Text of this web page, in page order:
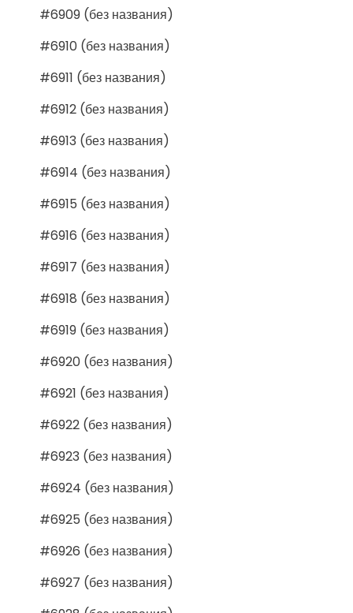
#6909 (без названия)
#6910 (без названия)
#6911 (без названия)
#6912 (без названия)
#6913 (без названия)
#6914 (без названия)
#6915 (без названия)
#6916 (без названия)
#6917 (без названия)
#6918 (без названия)
#6919 (без названия)
#6920 (без названия)
#6921 (без названия)
#6922 (без названия)
#6923 (без названия)
#6924 (без названия)
#6925 (без названия)
#6926 (без названия)
#6927 (без названия)